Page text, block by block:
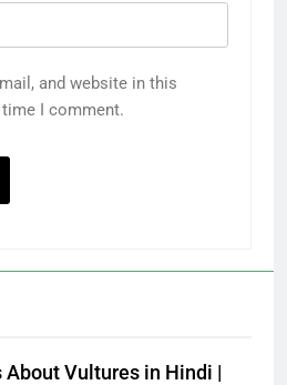
and website in this
I comment.
About Vultures in Hindi |